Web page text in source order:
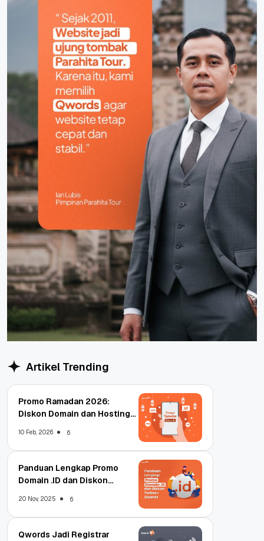
Artikel Trending
Promo Ramadan 2026:
Diskon Domain dan Hosting
10 Feb, 2026 6
Panduan Lengkap Promo
Domain .ID dan Diskon
20 Nov, 2025 6
Qwords Jadi Registrar